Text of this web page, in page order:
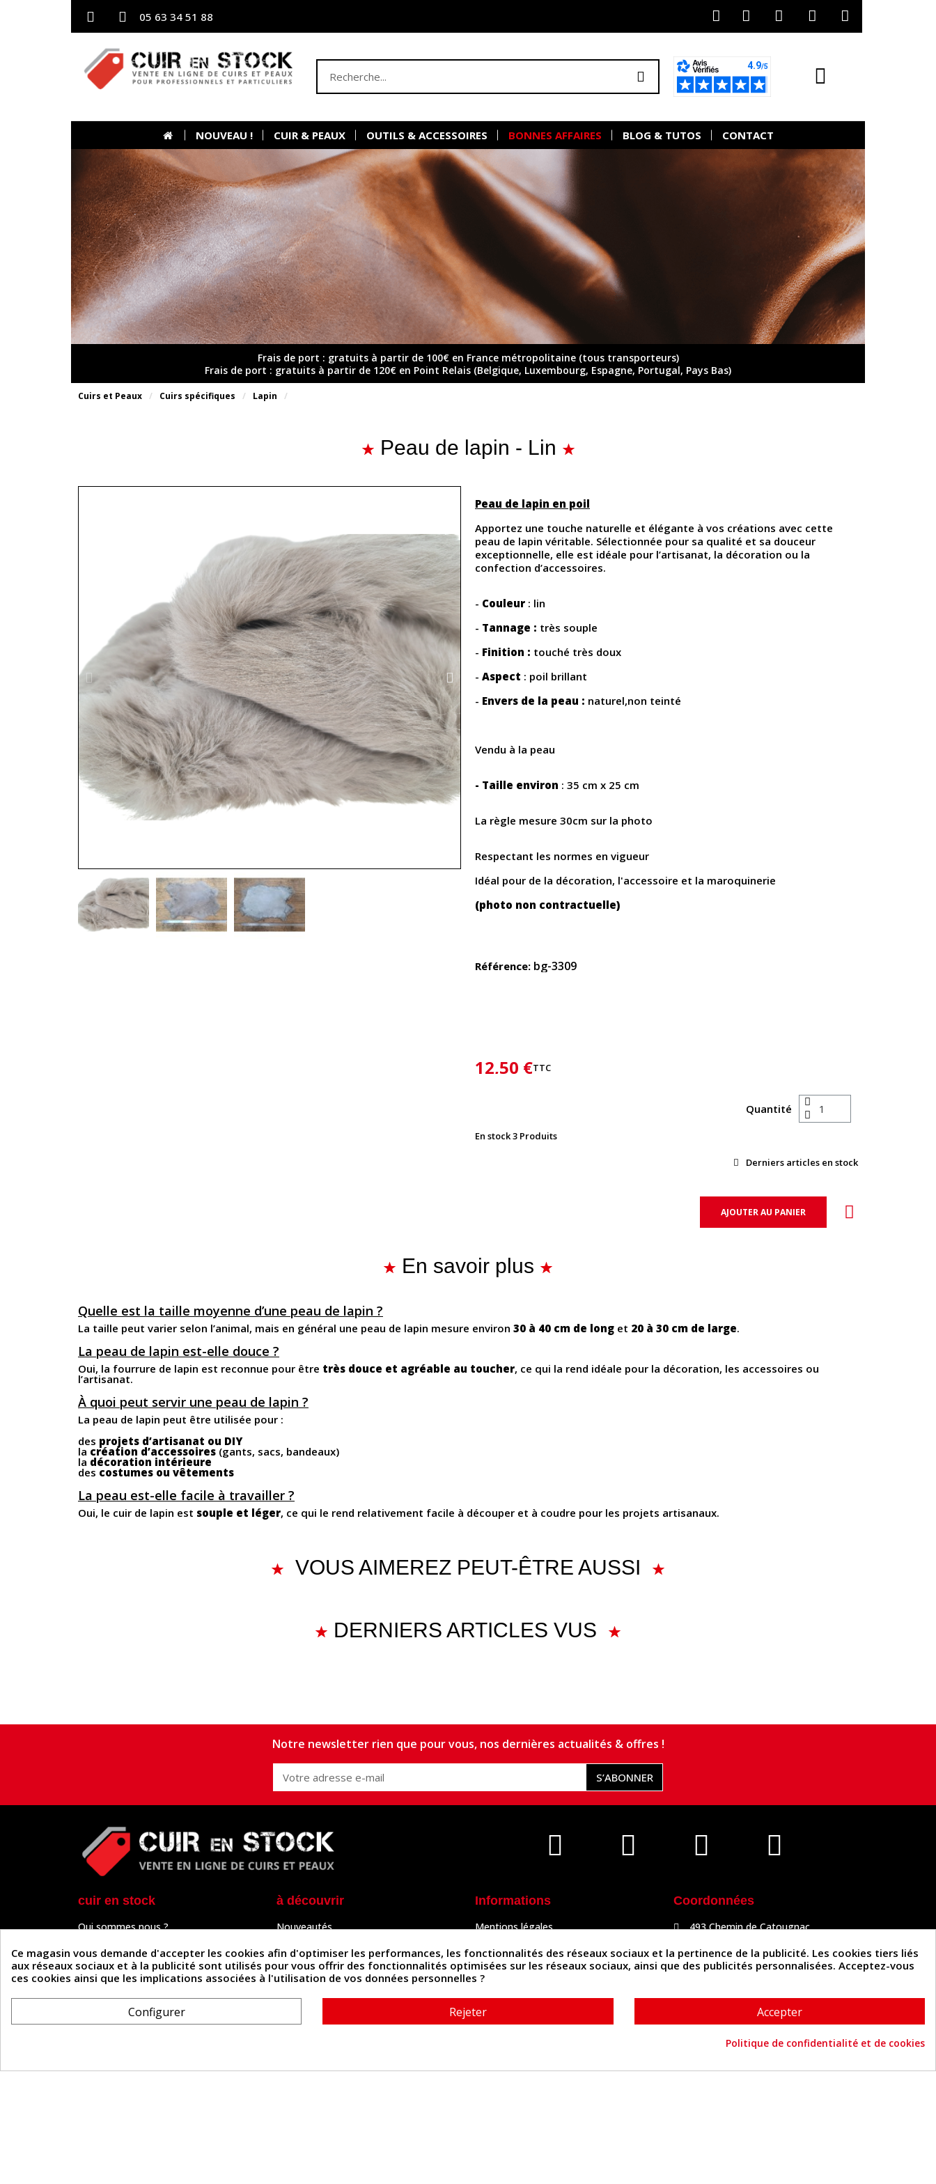
05 63 34 51 88
NOUVEAU ! CUIR & PEAUX OUTILS & ACCESSOIRES BONNES AFFAIRES BLOG & TUTOS CONTACT
Frais de port : gratuits à partir de 100€ en France métropolitaine (tous transporteurs)
Frais de port : gratuits à partir de 120€ en Point Relais (Belgique, Luxembourg, Espagne, Portugal, Pays Bas)
Cuirs et Peaux Cuirs spécifiques Lapin
Peau de lapin - Lin
Peau de lapin en poil
Apportez une touche naturelle et élégante à vos créations avec cette
peau de lapin véritable. Sélectionnée pour sa qualité et sa douceur
exceptionnelle, elle est idéale pour l’artisanat, la décoration ou la
confection d’accessoires.
- Couleur : lin
- Tannage : très souple
- Finition : touché très doux
- Aspect : poil brillant
- Envers de la peau : naturel,non teinté
Vendu à la peau
- Taille environ : 35 cm x 25 cm
La règle mesure 30cm sur la photo
Respectant les normes en vigueur
Idéal pour de la décoration, l'accessoire et la maroquinerie
(photo non contractuelle)
Référence bg-3309
12,50 €TTC
Quantité
En stock3 Produits
Derniers articles en stock
AJOUTER AU PANIER
En savoir plus
Quelle est la taille moyenne d’une peau de lapin ?
La taille peut varier selon l’animal, mais en général une peau de lapin mesure environ 30 à 40 cm de long et 20 à 30 cm de large.
La peau de lapin est-elle douce ?
Oui, la fourrure de lapin est reconnue pour être très douce et agréable au toucher, ce qui la rend idéale pour la décoration, les accessoires ou
l’artisanat.
À quoi peut servir une peau de lapin ?
La peau de lapin peut être utilisée pour :
des projets d’artisanat ou DIY
la création d’accessoires (gants, sacs, bandeaux)
la décoration intérieure
des costumes ou vêtements
La peau est-elle facile à travailler ?
Oui, le cuir de lapin est souple et léger, ce qui le rend relativement facile à découper et à coudre pour les projets artisanaux.
VOUS AIMEREZ PEUT-ÊTRE AUSSI
DERNIERS ARTICLES VUS
Notre newsletter rien que pour vous, nos dernières actualités & offres !
S’ABONNER
cuir en stock
Qui sommes nous ?
Paiement sécurisé
Un problème de connexion ?
Frais de livraison
Formulaire de rétractation
à découvrir
Nouveautés
Outils & Accessoires
Tutos
Actualités
Informations
Mentions légales
Politique de confidentialité
Politique des cookies
Contactez-nous
Coordonnées
493 Chemin de Catougnac
05 63 34 51 88
contact@cuirenstock.com
Ce magasin vous demande d'accepter les cookies afin d'optimiser les performances, les fonctionnalités des réseaux sociaux et la pertinence de la publicité. Les cookies tiers liés
aux réseaux sociaux et à la publicité sont utilisés pour vous offrir des fonctionnalités optimisées sur les réseaux sociaux, ainsi que des publicités personnalisées. Acceptez-vous
ces cookies ainsi que les implications associées à l'utilisation de vos données personnelles ?
Configurer Rejeter Accepter
Politique de confidentialité et de cookies